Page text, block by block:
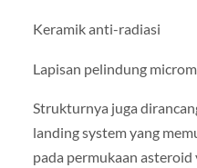
Keramik anti-radiasi
Lapisan pelindung
Strukturnya juga
landing system yang
pada permukaan